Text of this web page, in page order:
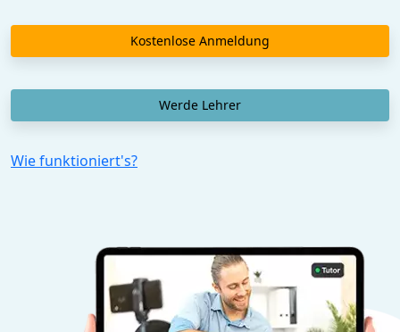
Kostenlose Anmeldung
Werde Lehrer
Wie funktioniert's?